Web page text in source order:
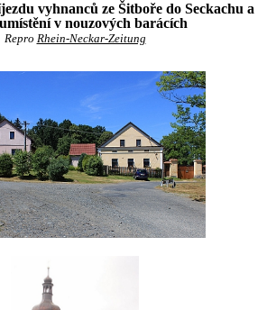
vyhnanců ze Šitboře do Seckachu a
v nouzových barácích
Repro Rhein-Neckar-Zeitung